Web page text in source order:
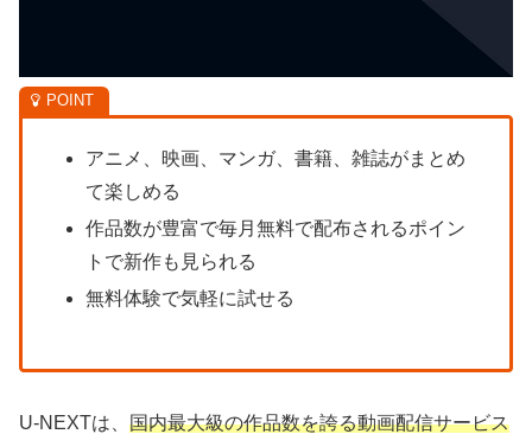
アニメ、映画、マンガ、書籍、雑誌がまとめ
て楽しめる
作品数が豊富で毎月無料で配布されるポイン
トで新作も見られる
無料体験で気軽に試せる
U-NEXTは、 国内最大級の作品数を誇る動画配信サービス